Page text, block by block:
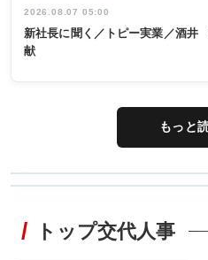
2026.08.07 05:00
新社長に聞く／トピー実業／酒
献
もっと
非鉄業界で
タックトレー
トップ交代人事